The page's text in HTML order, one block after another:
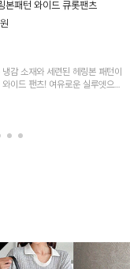
본패턴 와이드 큐롯팬츠
냉감 소재와 세련된 헤링본 패턴이
와이드 팬츠! 여유로운 실루엣으로